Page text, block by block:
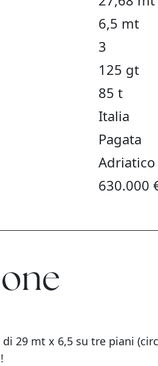
6,5 mt
3
125 gt
85 t
Italia
Pagata
630.000
29 mt x 6,5 su tre piani